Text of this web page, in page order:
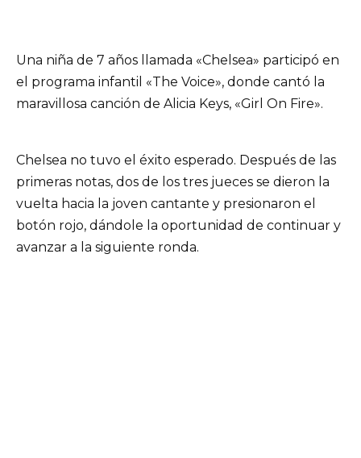
Una niña de 7 años llamada «Chelsea» participó en
el programa infantil «The Voice», donde cantó la
maravillosa canción de Alicia Keys, «Girl On Fire».
Chelsea no tuvo el éxito esperado. Después de las
primeras notas, dos de los tres jueces se dieron la
vuelta hacia la joven cantante y presionaron el
botón rojo, dándole la oportunidad de continuar y
avanzar a la siguiente ronda.